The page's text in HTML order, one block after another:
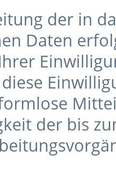
der in
Daten
der bis